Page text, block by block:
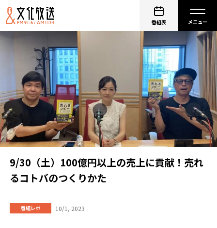
番組表
9/30（土）100億円以上の売上に貢献！売れ
るコトバのつくりかた
番組レポ 10/1, 2023